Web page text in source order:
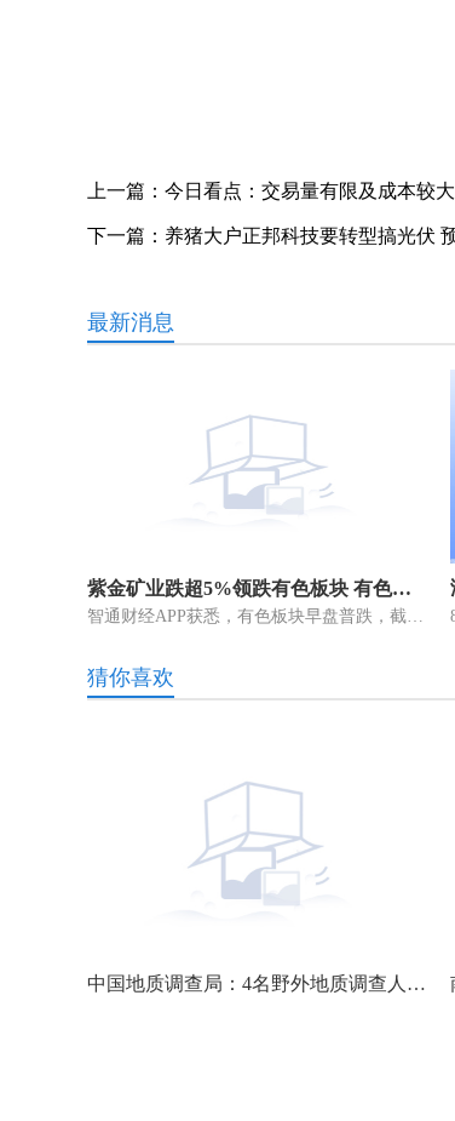
上一篇： 今日看点：交易量有限及成本较
下一篇： 养猪大户正邦科技要转型搞光伏
最新消息
紫金矿业跌超5%领跌有色板块 有色板块早盘普跌
智通财经APP获悉，有色板块早盘普跌，截至发稿，紫金矿业(02899)跌5 19%，报8 58港元;中国黄金国际(02099)跌4 53%，报23 2港元;中国有色矿
猜你喜欢
中国地质调查局：4名野外地质调查人员不幸因公殉职